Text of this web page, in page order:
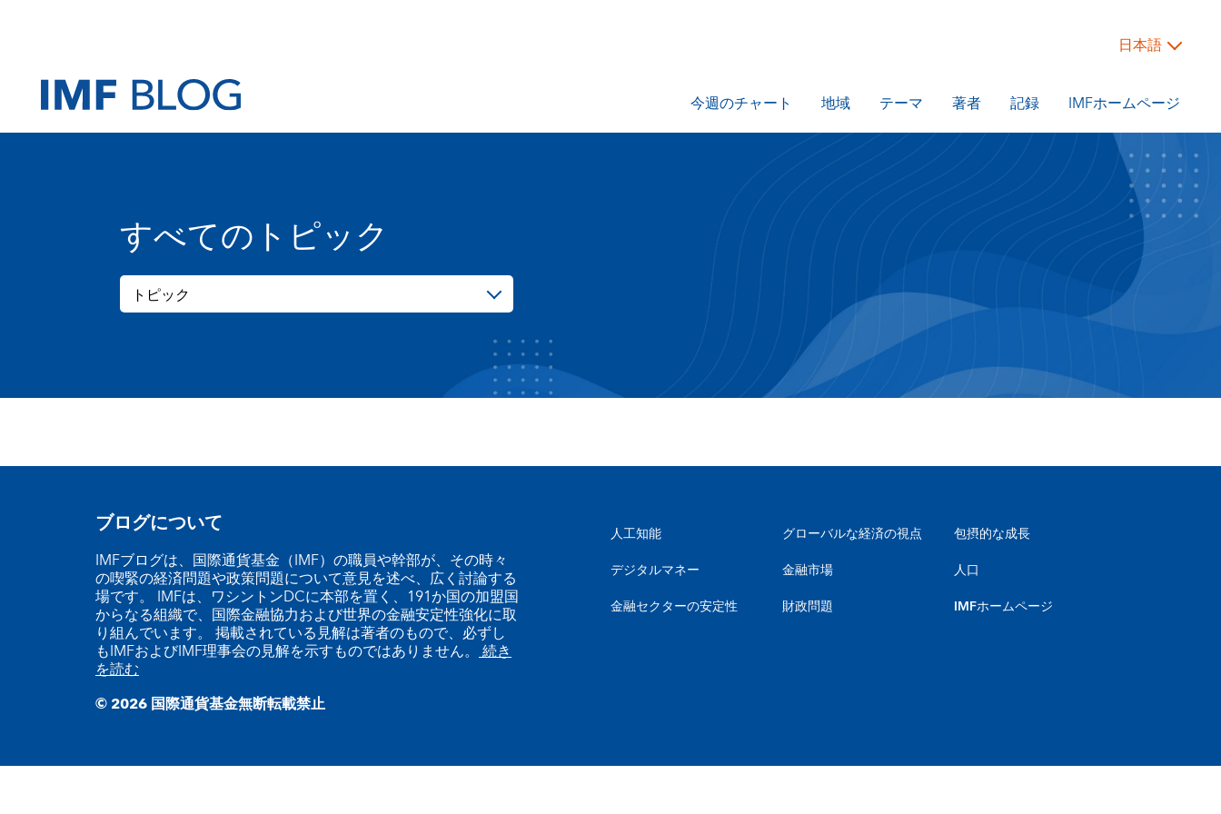
日本語
今週のチャート 地域 テーマ 著者 記録 IMFホームページ
すべてのトピック
トピック
ブログについて
IMFブログは、国際通貨基金（IMF）の職員や幹部が、その時々
の喫緊の経済問題や政策問題について意見を述べ、広く討論する
場です。 IMFは、ワシントンDCに本部を置く、191か国の加盟国
からなる組織で、国際金融協力および世界の金融安定性強化に取
り組んでいます。 掲載されている見解は著者のもので、必ずし
もIMFおよびIMF理事会の見解を示すものではありません。 続き
を読む
人工知能
デジタルマネー
金融セクターの安定性
グローバルな経済の視点
金融市場
財政問題
包摂的な成長
人口
IMFホームページ
© 2026 国際通貨基金無断転載禁止